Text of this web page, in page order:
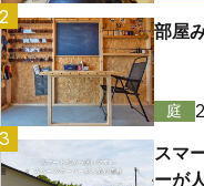
2
部屋
庭
スマ
ーが